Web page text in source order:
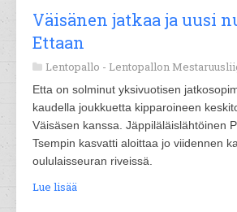
Väisänen jatkaa ja uusi
Ettaan
Lentopallo - Lentopallon
Etta on solminut yksivuotisen
kaudella joukkuetta kipparoineen
Väisäsen kanssa. Jäppiläläislähtöinen
Tsempin kasvatti aloittaa jo viidennen
oululaisseuran riveissä.
Lue lisää